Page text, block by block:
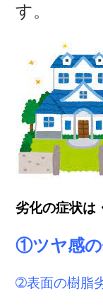
す。
劣化の症状は
①ツヤ感
➁表面の樹脂